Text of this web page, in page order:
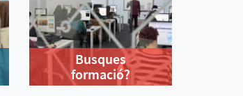
Busques
formació?